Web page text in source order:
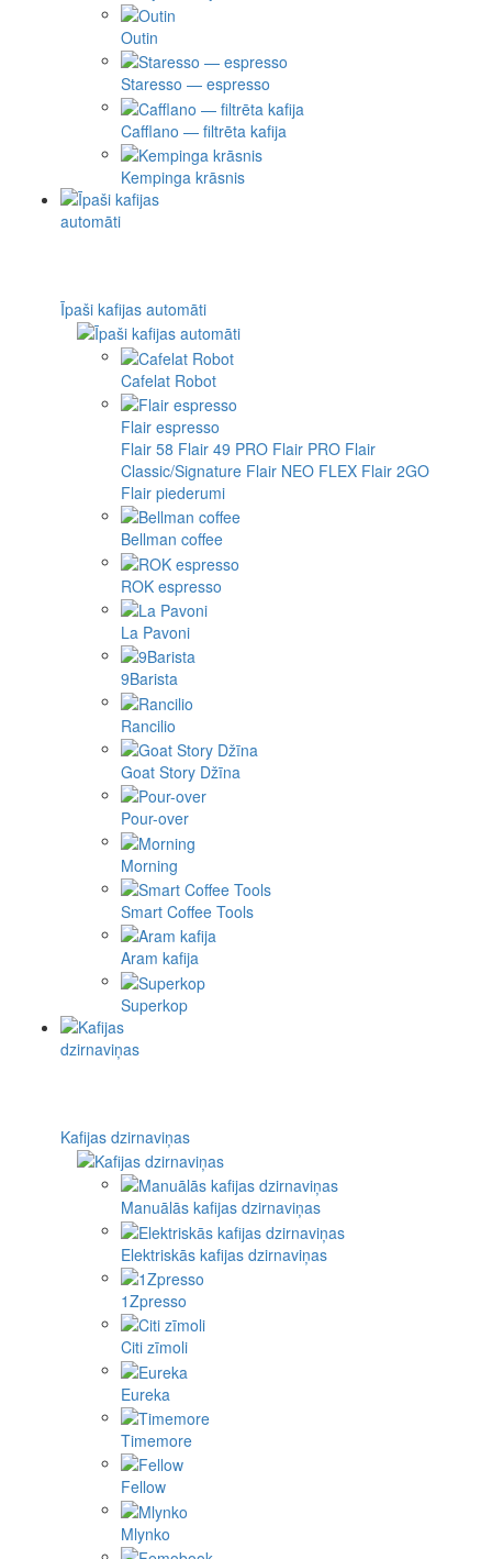
Outin
Staresso — espresso
Cafflano — filtrēta kafija
Kempinga krāsnis
Īpaši kafijas automāti
Cafelat Robot
Flair espresso
Flair 58 Flair 49 PRO Flair PRO Flair
Classic/Signature Flair NEO FLEX Flair 2GO
Flair piederumi
Bellman coffee
ROK espresso
La Pavoni
9Barista
Rancilio
Goat Story Džīna
Pour-over
Morning
Smart Coffee Tools
Aram kafija
Superkop
Kafijas dzirnaviņas
Manuālās kafijas dzirnaviņas
Elektriskās kafijas dzirnaviņas
1Zpresso
Citi zīmoli
Eureka
Timemore
Fellow
Mlynko